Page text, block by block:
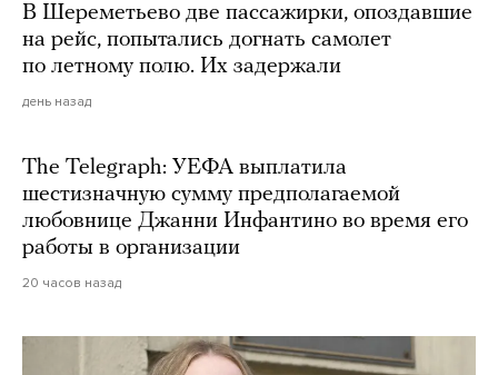
В Шереметьево две пассажирки, опоздавшие
на рейс, попытались догнать самолет
по летному полю. Их задержали
день назад
The Telegraph: УЕФА выплатила
шестизначную сумму предполагаемой
любовнице Джанни Инфантино во время его
работы в организации
20 часов назад